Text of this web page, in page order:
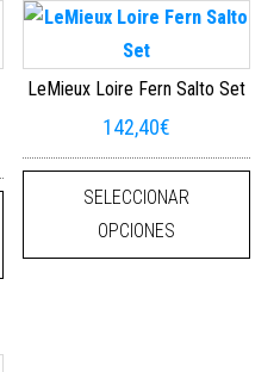
Este producto tiene múltiples
LeMieux Loire Fern Salto Set
142,40€
SELECCIONAR
OPCIONES